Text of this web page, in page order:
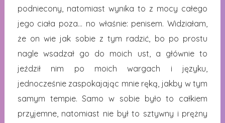
podniecony, natomiast wynika to z mocy całego
jego ciała poza… no właśnie: penisem. Widziałam,
że on wie jak sobie z tym radzić, bo po prostu
nagle wsadzał go do moich ust, a głównie to
jeździł nim po moich wargach i języku,
jednocześnie zaspokajając mnie ręką, jakby w tym
samym tempie. Samo w sobie było to całkiem
przyjemne, natomiast nie był to sztywny i prężny